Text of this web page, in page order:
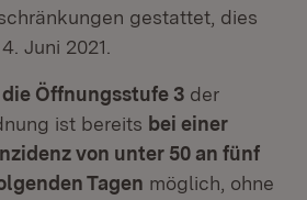
gestattet, dies
Juni 2021.
Öffnungsstufe 3 der
ist bereits bei einer
von unter 50 an fünf
Tagen möglich, ohne